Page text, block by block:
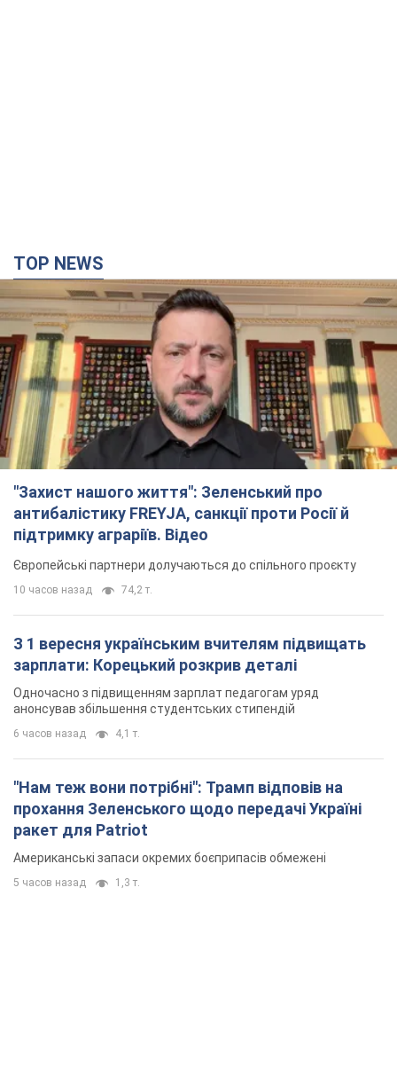
TOP NEWS
"Захист нашого життя": Зеленський про
антибалістику FREYJA, санкції проти Росії й
підтримку аграріїв. Відео
Європейські партнери долучаються до спільного проєкту
10 часов назад 74,2 т.
З 1 вересня українським вчителям підвищать
зарплати: Корецький розкрив деталі
Одночасно з підвищенням зарплат педагогам уряд
анонсував збільшення студентських стипендій
6 часов назад 4,1 т.
"Нам теж вони потрібні": Трамп відповів на
прохання Зеленського щодо передачі Україні
ракет для Patriot
Американські запаси окремих боєприпасів обмежені
5 часов назад 1,3 т.